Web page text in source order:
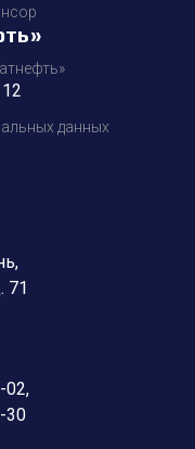
данных
71
02,
30